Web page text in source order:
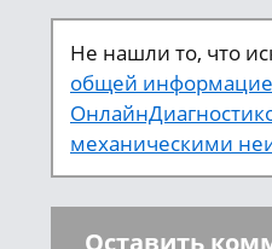
Не нашли то, что
общей
механическими
Оставить